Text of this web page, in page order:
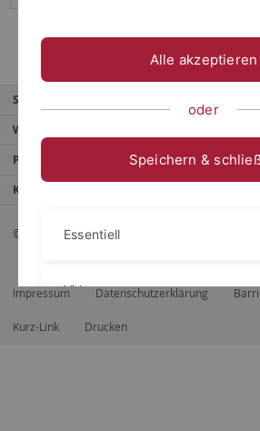
Service
Weitere Angebote
Portale
Kontaktinfo
© 2026 Eberhard Karls Universität Tübingen,
Impressum Datenschutzerklärung
Kurz-Link Drucken
Alle akzeptieren
oder
Speichern &
Essentiell
Videos